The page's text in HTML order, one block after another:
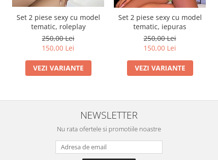
Set 2 piese sexy cu model
tematic, roleplay
250,00 Lei
150,00 Lei
VEZI VARIANTE
Set 2 piese sexy cu model
tematic, iepuras
250,00 Lei
150,00 Lei
VEZI VARIANTE
NEWSLETTER
Nu rata ofertele si promotiile noastre